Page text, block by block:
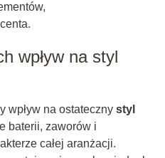
wpływ na styl
wpływ na ostateczny styl
baterii, zaworów i
całej aranżacji.